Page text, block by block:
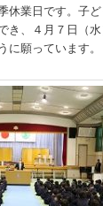
休業日です。子
き、４月７日（
願っています。